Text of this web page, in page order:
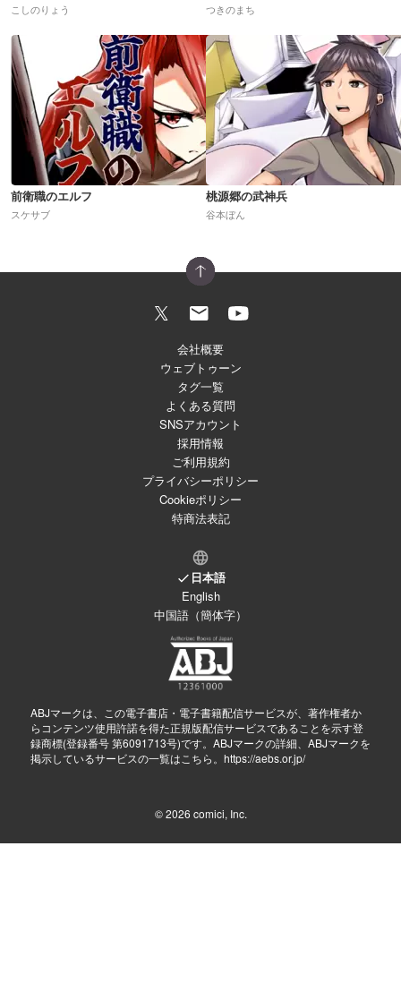
こしのりょう つきのまち
前衛職のエルフ
スケサブ
桃源郷の武神兵
谷本ぼん
会社概要
ウェブトゥーン
タグ一覧
よくある質問
SNSアカウント
採用情報
ご利用規約
プライバシーポリシー
Cookieポリシー
特商法表記
日本語
English
中国語（簡体字）
ABJマークは、この電子書店・電子書籍配信サービスが、著作権者か
らコンテンツ使用許諾を得た正規版配信サービスであることを示す登
録商標(登録番号 第6091713号)です。ABJマークの詳細、ABJマークを
掲示しているサービスの一覧はこちら。 https://aebs.or.jp/
© 2026 comici, Inc.